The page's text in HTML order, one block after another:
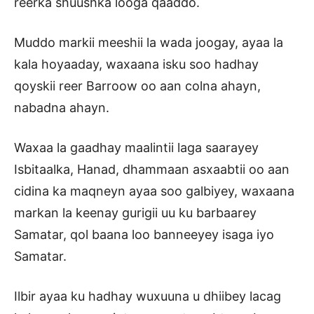
Muddo markii meeshii la wada joogay, ayaa la
kala hoyaaday, waxaana isku soo hadhay
qoyskii reer Barroow oo aan colna ahayn,
nabadna ahayn.
Waxaa la gaadhay maalintii laga saarayey
Isbitaalka, Hanad, dhammaan asxaabtii oo aan
cidina ka maqneyn ayaa soo galbiyey, waxaana
markan la keenay gurigii uu ku barbaarey
Samatar, qol baana loo banneeyey isaga iyo
Samatar.
Ilbir ayaa ku hadhay wuxuuna u dhiibey lacag